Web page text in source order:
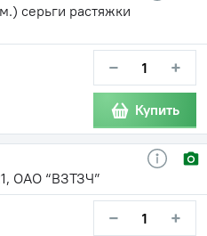
серьги растяжки
− +
Купить
ОАО “ВЗТЗЧ”
− +